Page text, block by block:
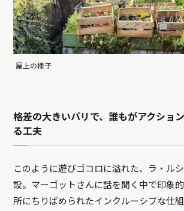
屋上の様子
格差の大きいパリで、誰もがアクショ
る工夫
このように遊びゴコロに溢れた、ラ・ル
設。マーゴットさんに話を聞く中で印象
所にちりばめられたインクルーシブな仕